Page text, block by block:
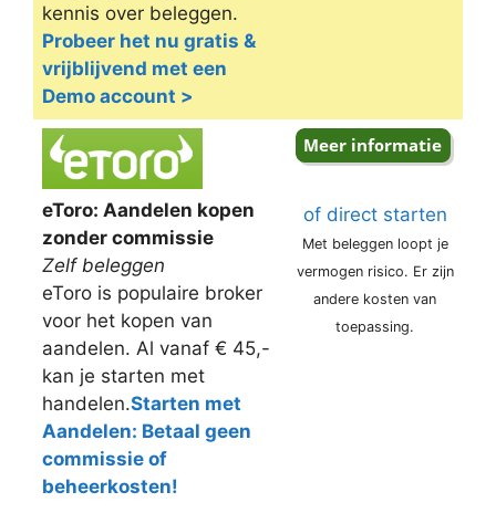
kennis over beleggen.
Probeer het nu gratis &
vrijblijvend met een
Demo account >
eToro: Aandelen kopen
zonder commissie
Zelf beleggen
eToro is populaire broker
voor het kopen van
aandelen. Al vanaf € 45,-
kan je starten met
handelen.Starten met
Aandelen: Betaal geen
commissie of
beheerkosten!
of direct starten
Met beleggen loopt je
vermogen risico. Er zijn
andere kosten van
toepassing.